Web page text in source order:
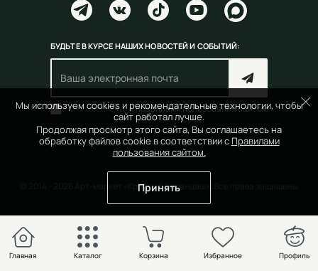
Мы используем cookies и рекомендательные технологии, чтобы
сайт работал лучше.
Продолжая просмотр этого сайта, Вы соглашаетесь на
обработку файлов cookie в соответствии с Правилами
пользования сайтом.
Принять
БУДЬТЕ В КУРСЕ НАШИХ НОВОСТЕЙ И СОБЫТИЙ:
Согласен(на) справилами пользования сайтом
© 2014 - 2026 Арт-маркет «Красный Карандаш». Все права защищены
Главная Каталог Избранное Профиль
Корзина